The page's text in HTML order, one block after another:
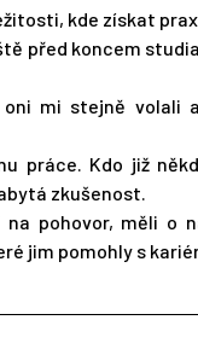
kde získat
před koncem
mi stejně volali
práce. Kdo již
zkušenost.
pohovor, měli o
jim pomohly s